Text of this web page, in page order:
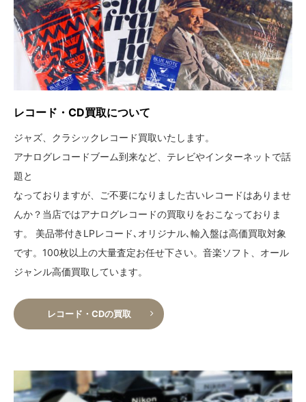
レコード・CD買取について
ジャズ、クラシックレコード買取いたします。
アナログレコードブーム到来など、テレビやインターネットで話
題と
なっておりますが、ご不要になりました古いレコードはありませ
んか？当店ではアナログレコードの買取りをおこなっておりま
す。 美品帯付きLPレコード､オリジナル､輸入盤は高価買取対象
です。100枚以上の大量査定お任せ下さい。音楽ソフト、オール
ジャンル高価買取しています。
レコード・CDの買取